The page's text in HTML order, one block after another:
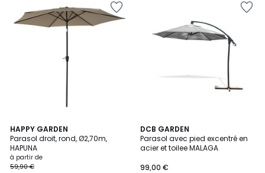
HAPPY GARDEN
Parasol droit, rond, Ø2,70m,
HAPUNA
à partir de
59,90 €
3
/
5
2
Couleurs
DCB GARDEN
Parasol avec pied excentré en
acier et toilee MALAGA
99,00 €